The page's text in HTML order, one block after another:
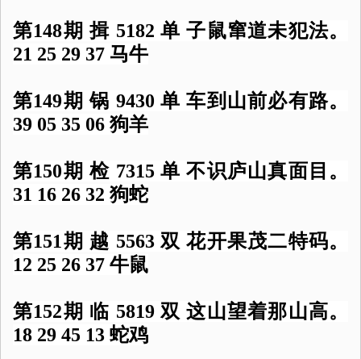
第148期 揖 5182 单 子鼠窜道未犯法。
21 25 29 37 马牛
第149期 锅 9430 单 车到山前必有路。
39 05 35 06 狗羊
第150期 检 7315 单 不识庐山真面目。
31 16 26 32 狗蛇
第151期 越 5563 双 花开果茂二特码。
12 25 26 37 牛鼠
第152期 临 5819 双 这山望着那山高。
18 29 45 13 蛇鸡